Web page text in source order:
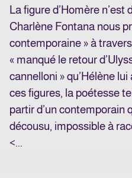
La figure d’Homère n’est
Charlène Fontana nous
contemporaine » à travers
« manqué le retour
cannelloni » qu’Hélène
ces figures, la poétesse
partir d’un contemporain
décousu, impossible à
<...